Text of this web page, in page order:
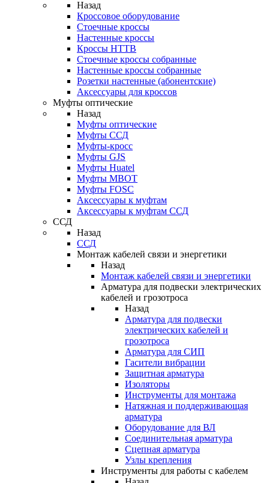
Назад
Кроссовое оборудование
Стоечные кроссы
Настенные кроссы
Кроссы HTTB
Стоечные кроссы собранные
Настенные кроссы собранные
Розетки настенные (абонентские)
Аксессуары для кроссов
Муфты оптические
Назад
Муфты оптические
Муфты ССД
Муфты-кросс
Муфты GJS
Муфты Huatel
Муфты МВОТ
Муфты FOSC
Аксессуары к муфтам
Аксессуары к муфтам ССД
ССД
Назад
ССД
Монтаж кабелей связи и энергетики
Назад
Монтаж кабелей связи и энергетики
Арматура для подвески электрических
кабелей и грозотроса
Назад
Арматура для подвески
электрических кабелей и
грозотроса
Арматура для СИП
Гасители вибрации
Защитная арматура
Изоляторы
Инструменты для монтажа
Натяжная и поддерживающая
арматура
Оборудование для ВЛ
Соединительная арматура
Сцепная арматура
Узлы крепления
Инструменты для работы с кабелем